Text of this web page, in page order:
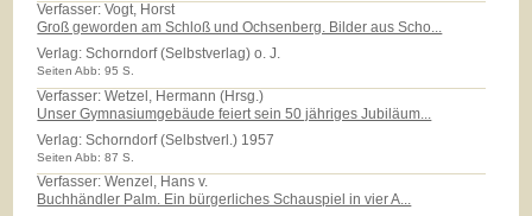
Verfasser: Vogt, Horst
Groß geworden am Schloß und Ochsenberg. Bilder aus Scho...
Verlag:Schorndorf (Selbstverlag) o. J.
Seiten Abb: 95 S.
Verfasser: Wetzel, Hermann (Hrsg.)
Unser Gymnasiumgebäude feiert sein 50 jähriges Jubiläum...
Verlag:Schorndorf (Selbstverl.) 1957
Seiten Abb: 87 S.
Verfasser: Wenzel, Hans v.
Buchhändler Palm. Ein bürgerliches Schauspiel in vier A...